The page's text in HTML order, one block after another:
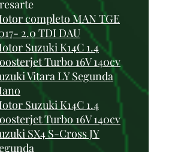
completo MAN TGE
2.0 TDI DAU
Suzuki K14C 1.4
Turbo 16V 140cv
Vitara LY Segunda
Suzuki K14C 1.4
Turbo 16V 140cv
SX4 S-Cross JY